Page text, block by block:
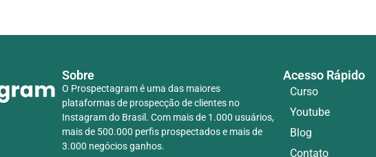
Sobre
O Prospectagram é uma das maiores
plataformas de prospecção de clientes no
Instagram do Brasil. Com mais de 1.000 usuários,
mais de 500.000 perfis prospectados e mais de
3.000 negócios ganhos.
Acesso Rápido
Curso
Youtube
Blog
Contato